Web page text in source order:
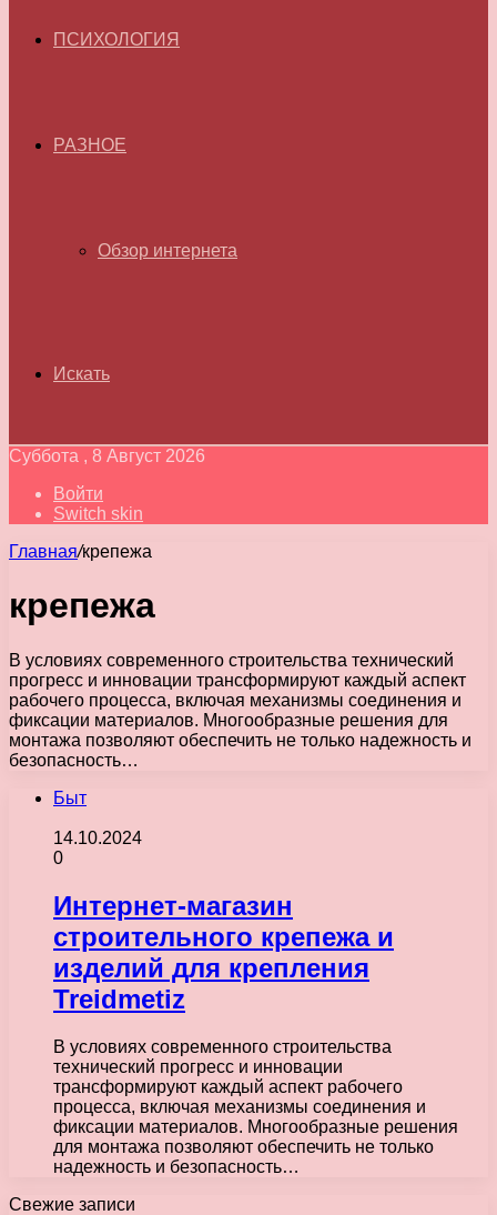
ПСИХОЛОГИЯ
РАЗНОЕ
Обзор интернета
Искать
Суббота , 8 Август 2026
Войти
Switch skin
Главная/крепежа
крепежа
В условиях современного строительства технический
прогресс и инновации трансформируют каждый аспект
рабочего процесса, включая механизмы соединения и
фиксации материалов. Многообразные решения для
монтажа позволяют обеспечить не только надежность и
безопасность…
Быт
14.10.2024
0
Интернет-магазин
строительного крепежа и
изделий для крепления
Treidmetiz
В условиях современного строительства
технический прогресс и инновации
трансформируют каждый аспект рабочего
процесса, включая механизмы соединения и
фиксации материалов. Многообразные решения
для монтажа позволяют обеспечить не только
надежность и безопасность…
Свежие записи